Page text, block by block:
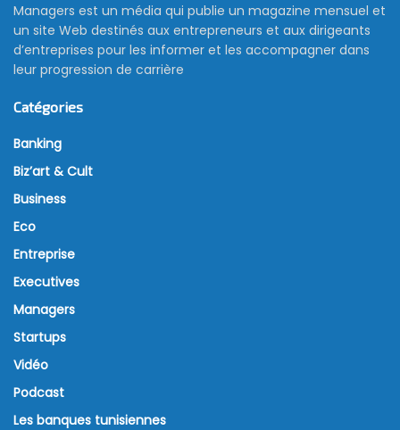
Managers est un média qui publie un magazine mensuel et
un site Web destinés aux entrepreneurs et aux dirigeants
d’entreprises pour les informer et les accompagner dans
leur progression de carrière
Catégories
Banking
Biz’art & Cult
Business
Eco
Entreprise
Executives
Managers
Startups
Vidéo
Podcast
Les banques tunisiennes